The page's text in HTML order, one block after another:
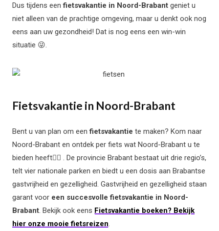
Dus tijdens een fietsvakantie in Noord-Brabant geniet u
niet alleen van de prachtige omgeving, maar u denkt ook nog
eens aan uw gezondheid! Dat is nog eens een win-win
situatie 😜.
Fietsvakantie in Noord-Brabant
Bent u van plan om eenfietsvakantie te maken? Kom naar
Noord-Brabant en ontdek per fiets wat Noord-Brabant u te
bieden heeft🚴‍♂️ . De provincie Brabant bestaat uit drie regio’s,
telt vier nationale parken en biedt u een dosis aan Brabantse
gastvrijheid en gezelligheid. Gastvrijheid en gezelligheid staan
garant voor een succesvolle fietsvakantie in Noord-
Brabant. Bekijk ook eens Fietsvakantie boeken? Bekijk
hier onze mooie fietsreizen.